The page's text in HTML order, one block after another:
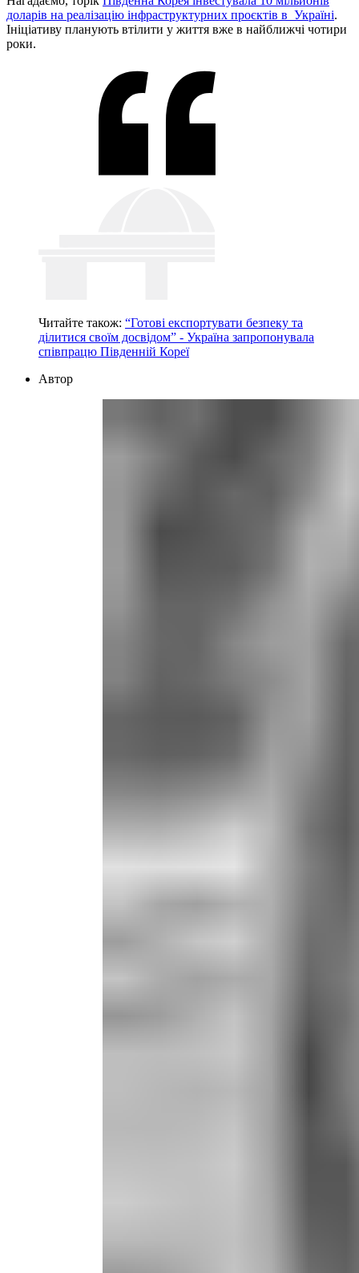
доларів на реалізацію інфраструктурних проєктів в Україні.
Ініціативу планують втілити у життя вже в найближчі чотири
роки.
Читайте також: “Готові експортувати безпеку та
ділитися своїм досвідом” - Україна запропонувала
співпрацю Південній Кореї
Автор